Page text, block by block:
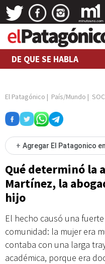
DE QUE SE HABLA
El Patagónico | País/Mundo |
+ Agregar El Patagonico en
Qué determinó la
Martínez, la
hijo
El hecho causó una
comunidad: la mujer era
contaba con una larga
académica, porque era